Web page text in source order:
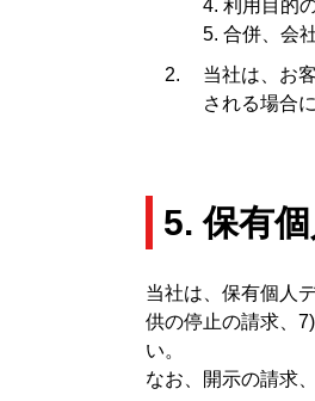
4. 利用目的
5. 合併、会
当社は、お
される場合
5. 保有
当社は、保有個人
供の停止の請求、
い。
なお、開示の請求